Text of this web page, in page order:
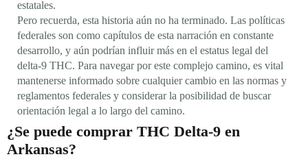
estatales.
Pero recuerda, esta historia aún no ha terminado. Las políticas
federales son como capítulos de esta narración en constante
desarrollo, y aún podrían influir más en el estatus legal del
delta-9 THC. Para navegar por este complejo camino, es vital
mantenerse informado sobre cualquier cambio en las normas y
reglamentos federales y considerar la posibilidad de buscar
orientación legal a lo largo del camino.
¿Se puede comprar THC Delta-9 en
Arkansas?